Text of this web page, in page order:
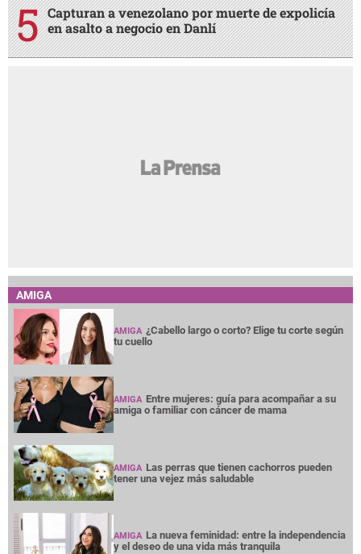
Capturan a venezolano por muerte de expolicía
en asalto a negocio en Danlí
AMIGA
AMIGA ¿Cabello largo o corto? Elige tu corte según
tu cuello
AMIGA Entre mujeres: guía para acompañar a su
amiga o familiar con cáncer de mama
AMIGA Las perras que tienen cachorros pueden
tener una vejez más saludable
AMIGA La nueva feminidad: entre la independencia
y el deseo de una vida más tranquila